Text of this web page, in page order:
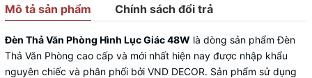
Mô tả sản phẩm Chính sách đổi trả
Đèn Thả Văn Phòng Hình Lục Giác 48W là dòng sản phẩmĐèn
Thả Văn Phòng cao cấp và mới nhất hiện nay được nhập khẩu
nguyên chiếc và phân phối bởi VND DECOR. Sản phẩm sử dụng